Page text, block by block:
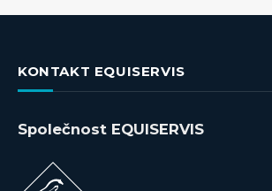
KONTAKT EQUISERVIS
Společnost EQUISERVIS